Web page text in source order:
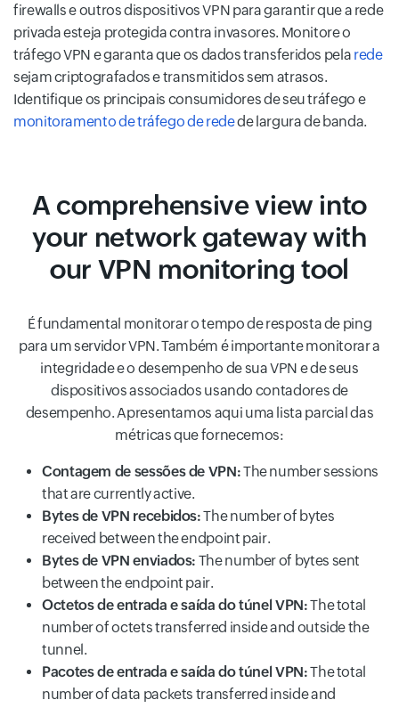
firewalls e outros dispositivos VPN para garantir que a rede
privada esteja protegida contra invasores. Monitore o
tráfego VPN e garanta que os dados transferidos pela rede
sejam criptografados e transmitidos sem atrasos.
Identifique os principais consumidores de seu tráfego e
monitoramento de tráfego de redede largura de banda.
A comprehensive view into
your network gateway with
our VPN monitoring tool
É fundamental monitorar o tempo de resposta de ping
para um servidor VPN. Também é importante monitorar a
integridade e o desempenho de sua VPN e de seus
dispositivos associados usando contadores de
desempenho. Apresentamos aqui uma lista parcial das
métricas que fornecemos:
Contagem de sessões de VPN:The number sessions
that are currently active.
Bytes de VPN recebidos:The number of bytes
received between the endpoint pair.
Bytes de VPN enviados: The number of bytes sent
between the endpoint pair.
Octetos de entrada e saída do túnel VPN:The total
number of octets transferred inside and outside the
tunnel.
Pacotes de entrada e saída do túnel VPN:The total
number of data packets transferred inside and